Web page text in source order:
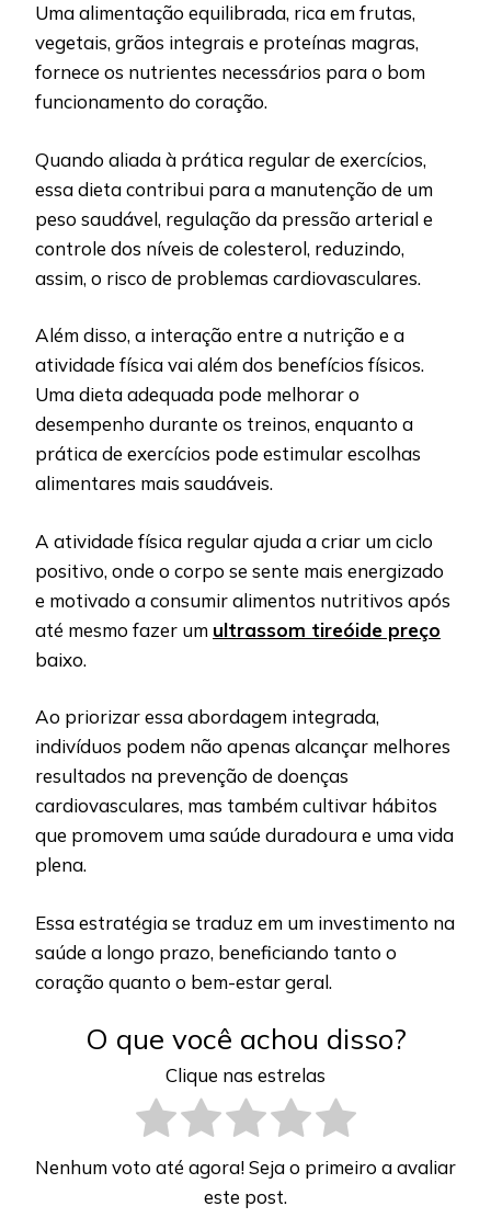
Uma alimentação equilibrada, rica em frutas,
vegetais, grãos integrais e proteínas magras,
fornece os nutrientes necessários para o bom
funcionamento do coração.
Quando aliada à prática regular de exercícios,
essa dieta contribui para a manutenção de um
peso saudável, regulação da pressão arterial e
controle dos níveis de colesterol, reduzindo,
assim, o risco de problemas cardiovasculares.
Além disso, a interação entre a nutrição e a
atividade física vai além dos benefícios físicos.
Uma dieta adequada pode melhorar o
desempenho durante os treinos, enquanto a
prática de exercícios pode estimular escolhas
alimentares mais saudáveis.
A atividade física regular ajuda a criar um ciclo
positivo, onde o corpo se sente mais energizado
e motivado a consumir alimentos nutritivos após
até mesmo fazer um ultrassom tireóide preço
baixo.
Ao priorizar essa abordagem integrada,
indivíduos podem não apenas alcançar melhores
resultados na prevenção de doenças
cardiovasculares, mas também cultivar hábitos
que promovem uma saúde duradoura e uma vida
plena.
Essa estratégia se traduz em um investimento na
saúde a longo prazo, beneficiando tanto o
coração quanto o bem-estar geral.
O que você achou disso?
Clique nas estrelas
Nenhum voto até agora! Seja o primeiro a avaliar
este post.